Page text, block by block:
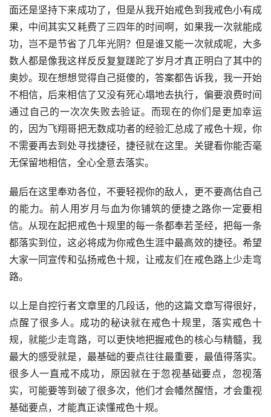
面还是坚持下来成功了，但是从我开始戒色到我戒色小有成
果，中间其实又耗费了三四年的时间啊，如果我一次就能成
功，岂不是节省了几年光阴？但是谁又能一次就成呢，大多
数人都是像我这样反反复复蹉跎了岁月才真正明白了其中的
奥妙。现在想想觉得自己挺傻的，答案都告诉我，我一开始
不相信，后来相信了又没有死心塌地去执行，偏要浪费时间
通过自己的一次次失败去验证。而现在的你们是更加幸运
的，因为飞翔哥把无数成功者的经验汇总成了戒色十规，你
不需要再去到处寻找捷径，捷径就在这里。关键看你能否毫
无保留地相信，全心全意去落实。
最后在这里奉劝各位，不要轻视你的敌人，更不要高估自己
的能力。前人用岁月与血为你铺筑的便捷之路你一定要相
信。从现在起把戒色十规里的每一条都奉若圣经，把每一条
都落实到位，这必将成为你戒色生涯中最高效的捷径。希望
大家一同宣传和弘扬戒色十规，让戒友们在戒色路上少走弯
路。
以上是自控行者文章里的几段话，他的这篇文章写得很好，
点醒了很多人。成功的秘诀就在戒色十规里，落实戒色十
规，就能少走弯路，可以更快地把握戒色的核心与精髓，我
最大的感受就是，最基础的要点往往最重要，最值得落实。
很多人一直戒不成功，原因就在于忽视基础要点，忽视落
实，可能要等到破了很多次，他们才会幡然醒悟，才会重视
基础要点，才能真正读懂戒色十规。